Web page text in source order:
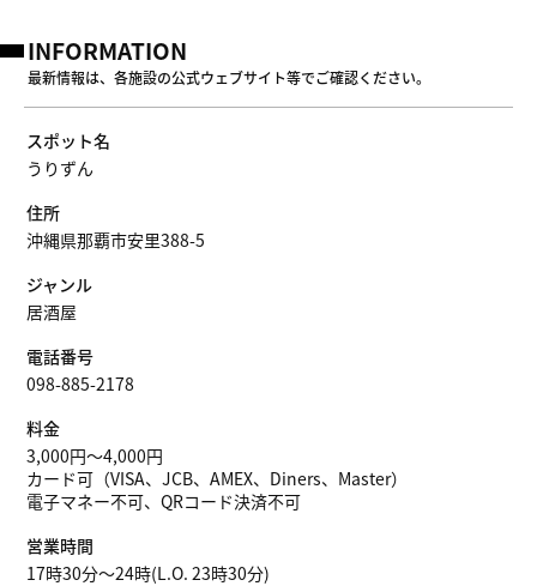
INFORMATION
最新情報は、各施設の公式ウェブサイト等でご確認ください。
スポット名
うりずん
住所
沖縄県那覇市安里388-5
ジャンル
居酒屋
電話番号
098-885-2178
料金
3,000円〜4,000円
カード可（VISA、JCB、AMEX、Diners、Master）
電子マネー不可、QRコード決済不可
営業時間
17時30分～24時(L.O. 23時30分)